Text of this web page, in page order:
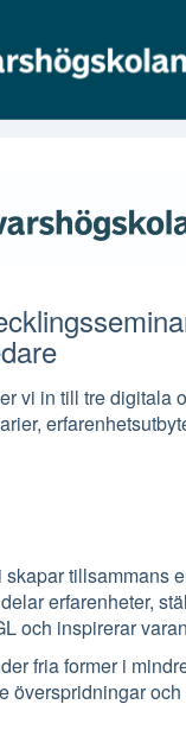
vi in till tre digitala
skapar tillsammans
erfarenheter,
och inspirerar
fria former i
överspridningar